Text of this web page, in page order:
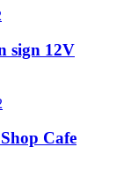
sign 12V
Cafe